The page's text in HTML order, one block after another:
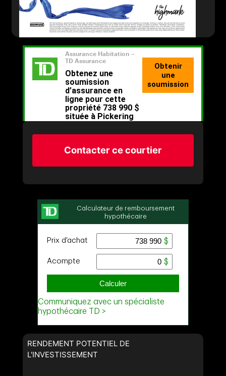
Contacter ce courtier
RENDEMENT POTENTIEL DE
L'INVESTISSEMENT